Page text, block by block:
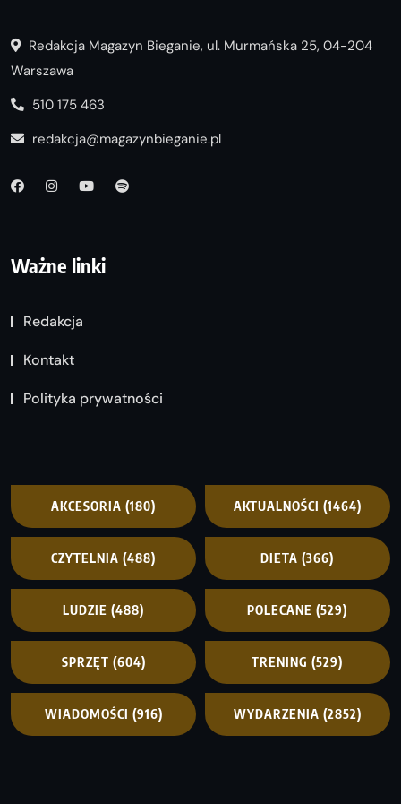
Redakcja Magazyn Bieganie, ul. Murmańska 25, 04-204
Warszawa
510 175 463
redakcja@magazynbieganie.pl
Ważne linki
Redakcja
Kontakt
Polityka prywatności
AKCESORIA (180) AKTUALNOŚCI (1464)
CZYTELNIA (488) DIETA (366)
LUDZIE (488) POLECANE (529)
SPRZĘT (604) TRENING (529)
WIADOMOŚCI (916) WYDARZENIA (2852)